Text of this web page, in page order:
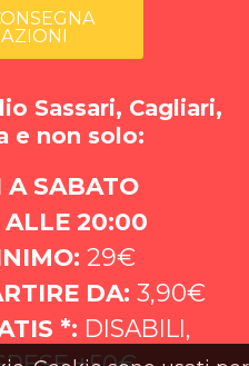
Sassari, Cagliari,
e non solo:
A SABATO
20:00
29€
DA: 3,90€
*: DISABILI,